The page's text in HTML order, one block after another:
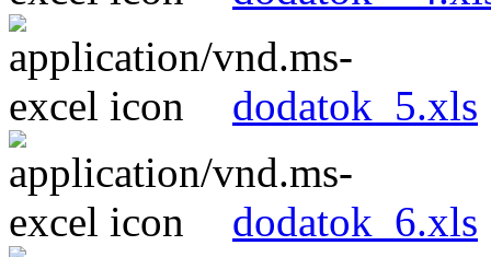
dodatok_5.xls
dodatok_6.xls